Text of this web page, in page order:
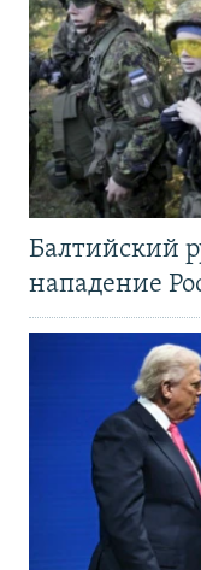
Балтийский
нападение